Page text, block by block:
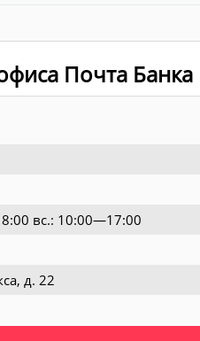
Почта Банка
вс.: 10:00—17:00
д. 22